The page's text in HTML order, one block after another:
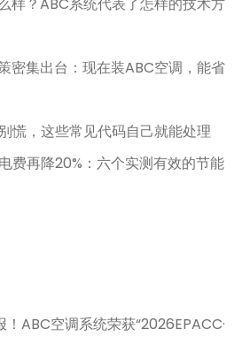
样？ABC系统代表了怎样的技术方
密集出台：现在装ABC空调，能省
慌，这些常见代码自己就能处理
费再降20%：六个实测有效的节能
！ABC空调系统荣获“2026EPACC·